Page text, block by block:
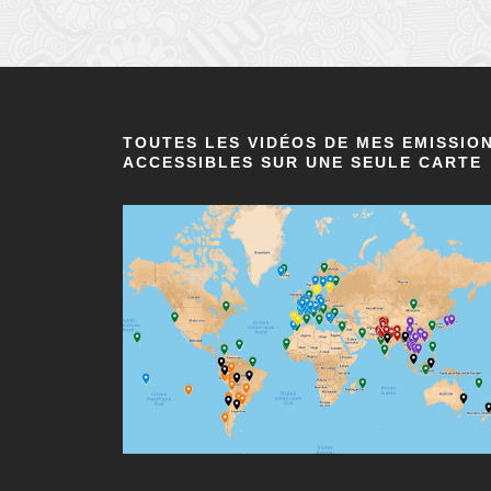
TOUTES LES VIDÉOS DE MES
ACCESSIBLES SUR UNE SEULE CARTE